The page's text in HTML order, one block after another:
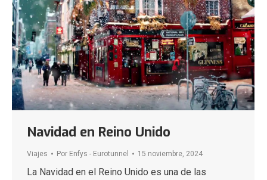
Navidad en Reino Unido
Viajes Por Enfys - Eurotunnel 15 noviembre, 2024
La Navidad en el Reino Unido es una de las